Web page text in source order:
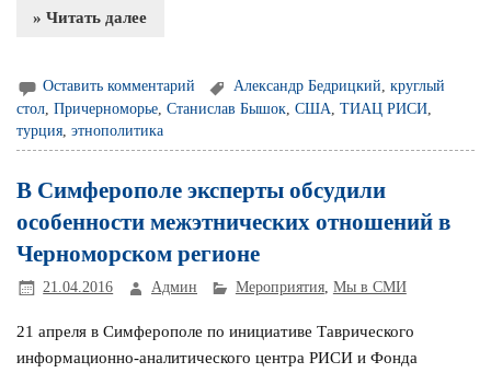
» Читать далее
Оставить комментарий Александр Бедрицкий ,круглый
стол ,Причерноморье ,Станислав Бышок ,США ,ТИАЦ РИСИ
турция ,этнополитика
В Симферополе эксперты обсудили
особенности межэтнических отношений в
Черноморском регионе
21.04.2016 Админ Мероприятия, Мы в СМИ
21 апреля в Симферополе по инициативе Таврического
информационно-аналитического центра РИСИ и Фонда